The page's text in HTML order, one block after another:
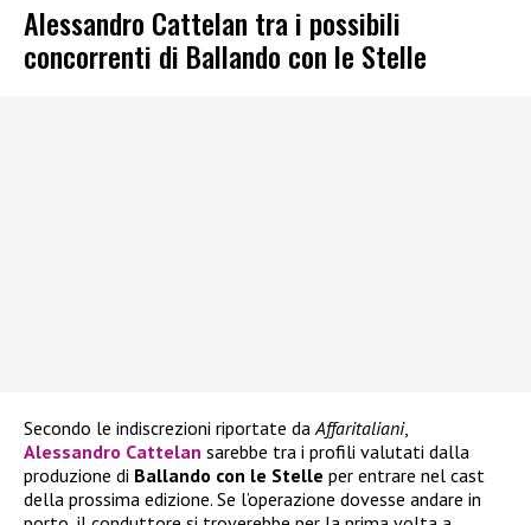
Alessandro Cattelan tra i possibili
concorrenti di Ballando con le Stelle
Secondo le indiscrezioni riportate daAffaritaliani,
Alessandro Cattelan sarebbe tra i profili valutati dalla
produzione di Ballando con le Stelle per entrare nel cast
della prossima edizione. Se l’operazione dovesse andare in